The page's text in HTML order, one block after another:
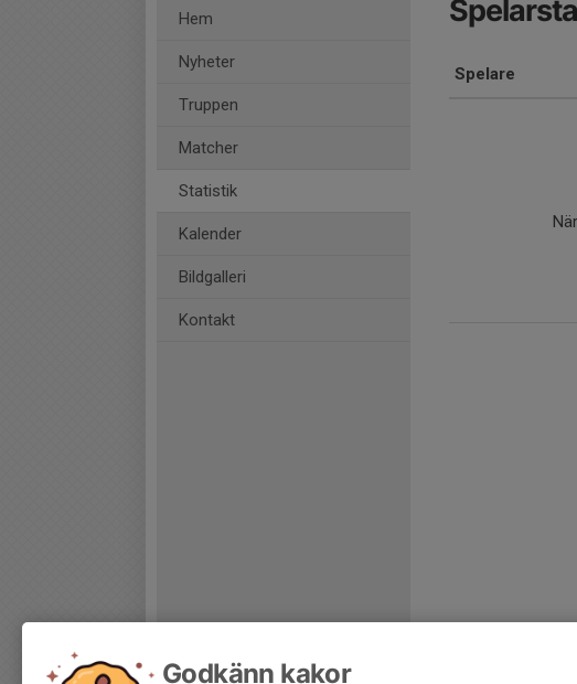
Hem
Nyheter
Truppen
Matcher
Statistik
Kalender
Bildgalleri
Kontakt
Spelare
Godkänn kakor